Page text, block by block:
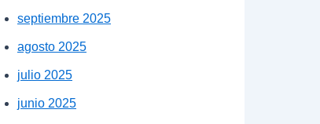
septiembre 2025
agosto 2025
julio 2025
junio 2025